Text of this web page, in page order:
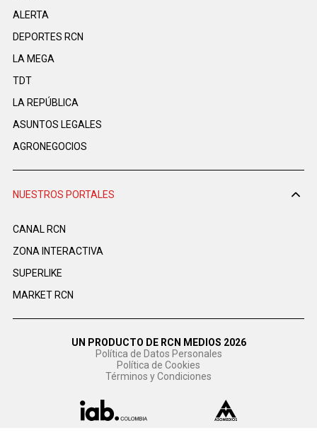
ALERTA
DEPORTES RCN
LA MEGA
TDT
LA REPÚBLICA
ASUNTOS LEGALES
AGRONEGOCIOS
NUESTROS PORTALES
CANAL RCN
ZONA INTERACTIVA
SUPERLIKE
MARKET RCN
UN PRODUCTO DE RCN MEDIOS 2026
Política de Datos Personales
Política de Cookies
Términos y Condiciones